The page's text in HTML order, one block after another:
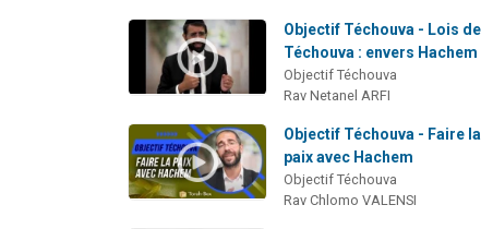
Objectif Téchouva - Lois de
Téchouva : envers Hachem
Objectif Téchouva
Rav Netanel ARFI
Objectif Téchouva - Faire la
paix avec Hachem
Objectif Téchouva
Rav Chlomo VALENSI